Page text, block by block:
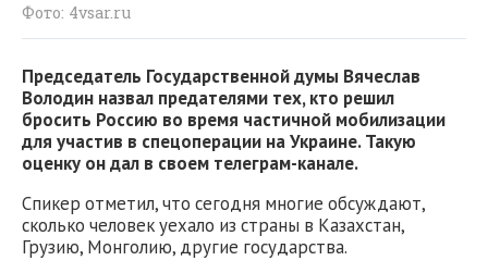
Фото: 4vsar.ru
Председатель Государственной думы Вячеслав
Володин назвал предателями тех, кто решил
бросить Россию во время частичной мобилизации
для участив в спецоперации на Украине. Такую
оценку он дал в своем телеграм-канале.
Спикер отметил, что сегодня многие обсуждают,
сколько человек уехало из страны в Казахстан,
Грузию, Монголию, другие государства.